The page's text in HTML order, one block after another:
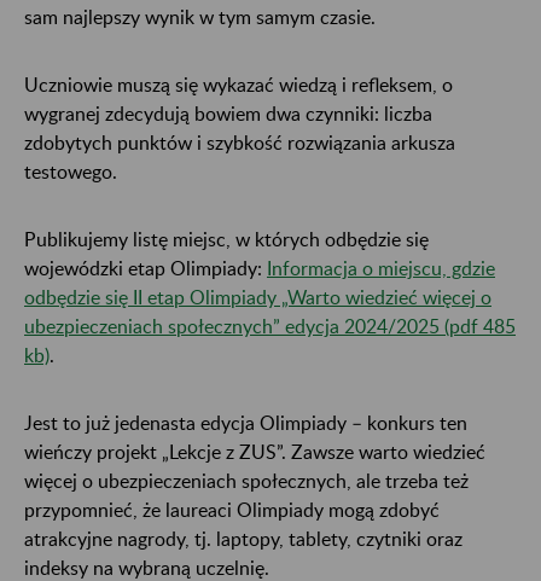
sam najlepszy wynik w tym samym czasie.
Uczniowie muszą się wykazać wiedzą i refleksem, o
wygranej zdecydują bowiem dwa czynniki: liczba
zdobytych punktów i szybkość rozwiązania arkusza
testowego.
Publikujemy listę miejsc, w których odbędzie się
wojewódzki etap Olimpiady: Informacja o miejscu, gdzie
odbędzie się II etap Olimpiady „Warto wiedzieć więcej o
ubezpieczeniach społecznych” edycja 2024/2025 (pdf 485
kb).
Jest to już jedenasta edycja Olimpiady – konkurs ten
wieńczy projekt „Lekcje z ZUS”. Zawsze warto wiedzieć
więcej o ubezpieczeniach społecznych, ale trzeba też
przypomnieć, że laureaci Olimpiady mogą zdobyć
atrakcyjne nagrody, tj. laptopy, tablety, czytniki oraz
indeksy na wybraną uczelnię.